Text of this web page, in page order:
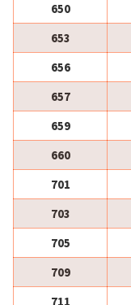
650
653
656
657
659
660
701
703
705
709
711